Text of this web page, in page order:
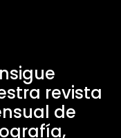
revista
de